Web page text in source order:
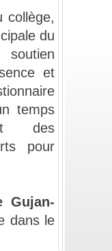
Merci à la direction du collège,
du
et
temps
des
pour
Gujan-
dans le